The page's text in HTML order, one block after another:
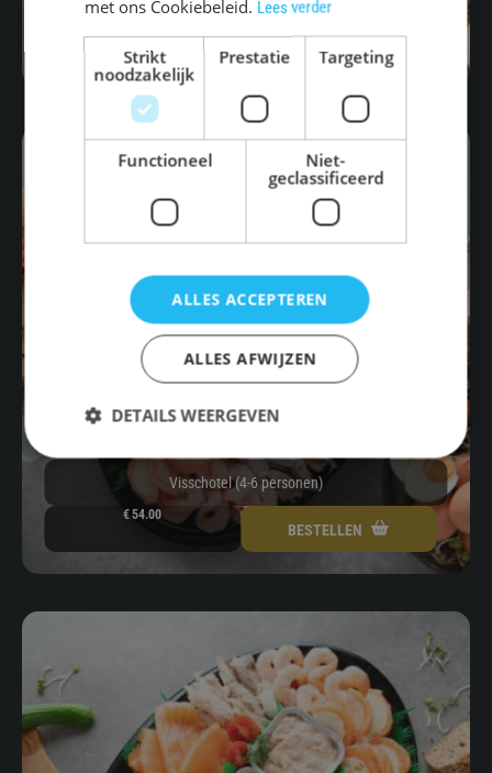
BESTELLEN
Visschotel (4-6 personen)
€54.00
BESTELLEN
met ons Cookiebeleid. Lees verder
Strikt
noodzakelijk
Prestatie Targeting
Functioneel
Niet-
geclassificeerd
ALLES ACCEPTEREN
ALLES AFWIJZEN
DETAILS WEERGEVEN